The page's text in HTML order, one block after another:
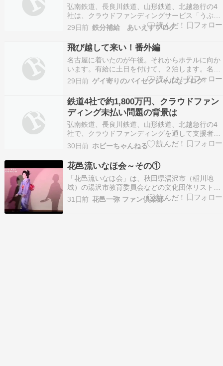
弘南鉄道、長良川鉄道、山形鉄道、北越急行の4
社は、クラウドファンディングサービス「うぶご
え」を通じて集めた支援金約1,800万円を受け取
れない状況になっています。支援者は延べ1,173
人に上り、各社は支援額の確認や法的措置の検討
を進めていま… The post 約1,800万円?…
29日前 鉄分補給 あいえすブログ
飛び越して来い！番外編
名古屋に着いたのが午後。それからホテルに向か
います。有給に土日を付けて、２泊します。名古
屋で乗換えして..岐阜へ。岐阜って...何だろ？ま
た、重富サプライズなんですが付いてイキます。
別に名古屋でも、名古屋城のシャチホコとかある
のに...徳川美術館とか、あるから良いのに...で、
…
29日前 ゲイ寄りのバイセクシャルなブログ
鉄道4社で約1,800万円、クラウドファン
ディング未払い問題の背景は
弘南鉄道、長良川鉄道、山形鉄道、北越急行の4
社で、クラウドファンディングを通して支援者が
贈ったはずの支援金を受け取れない状態だと報じ
られた。4社合計で総額約1,800万円、支援者はの
べ1,173名にのぼる。弘南鉄道は支援...
30日前 ホビーちゃんねる
花邑流いなほ会～その①
「花邑流いなほ会」は、秋田県湯沢市（稲川地
域）の湯沢市教育委員会などの文化団体リストに
登録されている地域サークルで、沼沢長吉さんが
代表を務めている新舞踊（日本舞踊）のサーク
31日前 花邑一弥 ファン倶楽部